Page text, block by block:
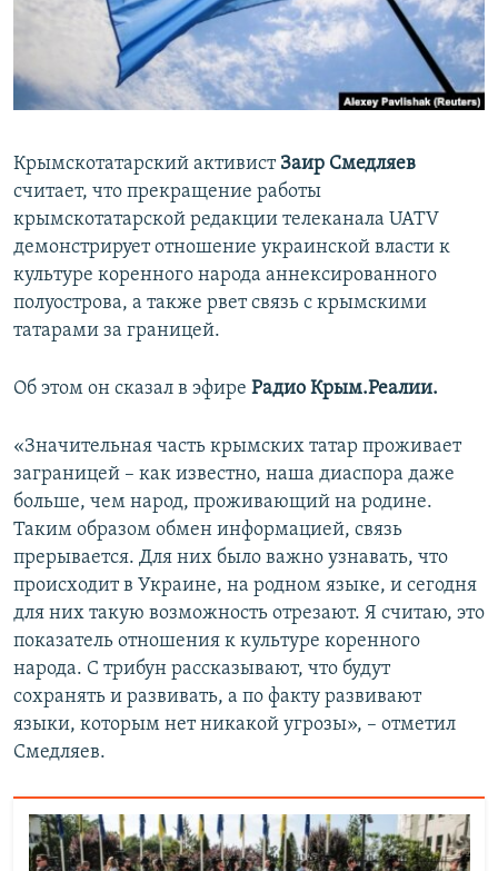
ПОБЕДИТЕЛЕЙ НЕ СУДЯТ?
КРЫМ.НЕПОКОРЕННЫЙ
ELIFBE
ПРИСОЕДИНЯЙТЕСЬ!
Все сайты RFE/RL
Крымскотатарский активист Заир Смедляев
считает, что прекращение работы
крымскотатарской редакции телеканала UATV
демонстрирует отношение украинской власти к
культуре коренного народа аннексированного
полуострова, а также рвет связь с крымскими
татарами за границей.
Об этом он сказал в эфире Радио Крым.Реалии.
«Значительная часть крымских татар проживает
заграницей – как известно, наша диаспора даже
больше, чем народ, проживающий на родине.
Таким образом обмен информацией, связь
прерывается. Для них было важно узнавать, что
происходит в Украине, на родном языке, и сегодня
для них такую возможность отрезают. Я считаю, это
показатель отношения к культуре коренного
народа. С трибун рассказывают, что будут
сохранять и развивать, а по факту развивают
языки, которым нет никакой угрозы», – отметил
Смедляев.